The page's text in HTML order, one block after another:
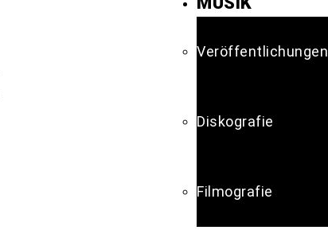
Veröffentlichungen
Diskografie
Filmografie